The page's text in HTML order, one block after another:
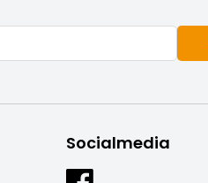
Socialmedia